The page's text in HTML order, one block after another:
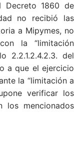
Decreto 1860 de
no recibió las
a Mipymes, no
la “limitación
2.2.1.2.4.2.3. del
a que el ejercicio
la “limitación a
verificar los
los mencionados